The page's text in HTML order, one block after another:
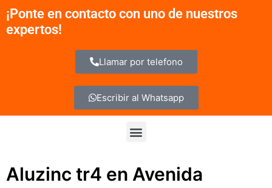
contenido
¡Ponte en contacto con uno de nuestros
expertos!
Llamar por telefono
Escribir al Whatsapp
Menu
Aluzinc tr4 en Avenida